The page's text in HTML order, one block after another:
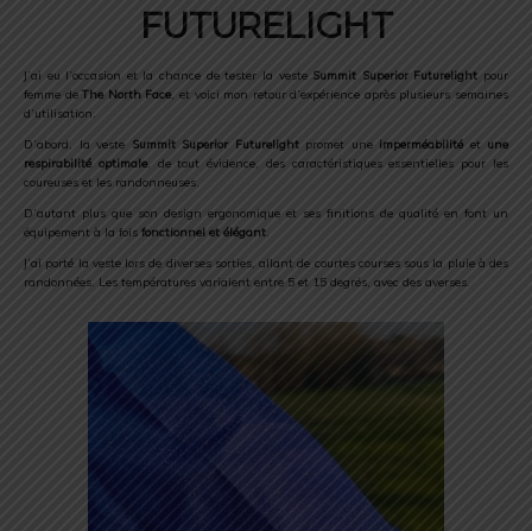
FUTURELIGHT
J’ai eu l’occasion et la chance de tester la veste Summit Superior Futurelight pour
femme deThe North Face, et voici mon retour d’expérience après plusieurs semaines
d’utilisation.
D’abord, la veste Summit Superior Futurelightpromet une imperméabilité etune
respirabilité optimale, de tout évidence, des caractéristiques essentielles pour les
coureuses et les randonneuses.
D’autant plus que son design ergonomique et ses finitions de qualité en font un
équipement à la fois fonctionnel et élégant.
J’ai porté la veste lors de diverses sorties, allant de courtes courses sous la pluie à des
randonnées. Les températures variaient entre 5 et 15 degrés, avec des averses.